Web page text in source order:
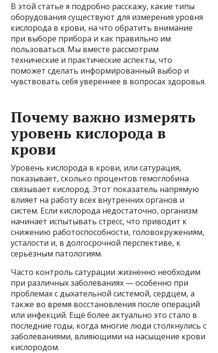
В этой статье я подробно расскажу, какие типы
оборудования существуют для измерения уровня
кислорода в крови, на что обратить внимание
при выборе прибора и как правильно им
пользоваться. Мы вместе рассмотрим
технические и практические аспекты, что
поможет сделать информированный выбор и
чувствовать себя увереннее в вопросах здоровья.
Почему важно измерять
уровень кислорода в
крови
Уровень кислорода в крови, или сатурация,
показывает, сколько процентов гемоглобина
связывает кислород. Этот показатель напрямую
влияет на работу всех внутренних органов и
систем. Если кислорода недостаточно, организм
начинает испытывать стресс, что приводит к
снижению работоспособности, головокружениям,
усталости и, в долгосрочной перспективе, к
серьёзным патологиям.
Часто контроль сатурации жизненно необходим
при различных заболеваниях — особенно при
проблемах с дыхательной системой, сердцем, а
также во время восстановления после операций
или инфекций. Ещё более актуально это стало в
последние годы, когда многие люди столкнулись с
заболеваниями, влияющими на насыщение крови
кислородом.